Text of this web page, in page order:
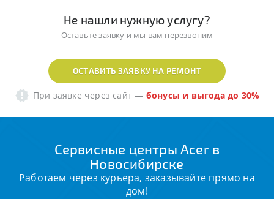
Не нашли нужную услугу?
Оставьте заявку и мы вам перезвоним
ОСТАВИТЬ ЗАЯВКУ НА РЕМОНТ
При заявке через сайт — бонусы и выгода до 30%
Сервисные центры Acer в
Новосибирске
Работаем через курьера, заказывайте прямо на
дом!